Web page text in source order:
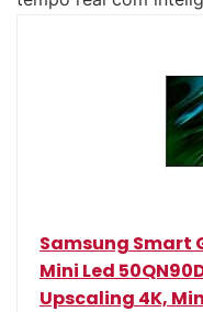
Samsung Smart
Mini Led
Upscaling 4K,